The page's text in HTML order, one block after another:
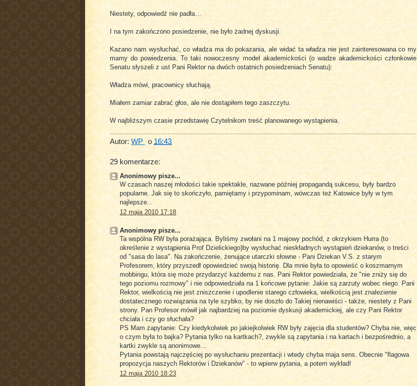
Niestety, odpowiedź nie padła…
I na tym zakończono posiedzenie, nie było żadnej dyskusji.
Kazano nam wysłuchać, co władza ma do pokazania, ale widać ta władza nie jest zainteresowana co my
mamy do powiedzenia. To taki nowoczesny model akademickości (o wadze akademickości członkowie
Senatu słyszeli z ust Pani Rektor na dwóch ostatnich posiedzeniach Senatu):
Władza mówi, pracownicy słuchają.
Miałem zamiar zabrać głos, ale nie dostąpiłem tego zaszczytu.
W najbliższym czasie przedstawię Czytelnikom treść planowanego wystąpienia.
Autor: WP o 16:43
29 komentarze:
Anonimowy pisze...
W czasach naszej młodości takie spektakle, nazwane później propagandą sukcesu, były bardzo
popularne. Jak się to skończyło, pamiętamy i przypominam, wówczas też Katowice były w tym
najlepsze...
12 maja 2010 17:18
Anonimowy pisze...
Ta wspólna RW była porażająca. Byliśmy zwołani na 1 majowy pochód, z okrzykiem Hurra (to
określenie z wystąpienia Prof Dzielickiego)by wysłuchać nieskładnych wystąpień dziekanów, o treści
od "sasa do lasa". Na zakończenie, żenujące utarczki słowne - Pani Dziekan V.S. z starym
Profesorem, który przyszedł opowiedzieć swoją historię. Dla mnie była to opowieść o koszmarnym
mobbingu, która się może przydarzyć każdemu z nas. Pani Rektor powiedziała, że "nie zniży się do
tego poziomu rozmowy" i nie odpowiedziała na 1 końcowe pytanie: Jakie są zarzuty wobec niego. Pani
Rektor, wielkością nie jest zniszczenie i upodlenie starego człowieka, wielkością jest znalezienie
dostatecznego rozwiązania na tyle szybko, by nie doszło do Takiej nienawiści - także, niestety z Pani
strony. Pan Profesor mówił jak najbardziej na poziomie dyskusji akademickiej, ale czy Pani Rektor
chciała i czy go słuchała?
PS Mam zapytanie: Czy kiedykolwiek po jakiejkolwiek RW były zajęcia dla studentów? Chyba nie, więc
o czym była to bajka? Pytania tylko na kartkach?, zwykle są zapytania i na kartach i bezpośrednio, a
kartki zwykle są anonimowe...
Pytania powstają najczęściej po wysłuchaniu prezentacji i wtedy chyba maja sens. Obecnie "flagowa
propozycja naszych Rektorów i Dziekanów" - to wpierw pytania, a potem wykład!
12 maja 2010 18:23